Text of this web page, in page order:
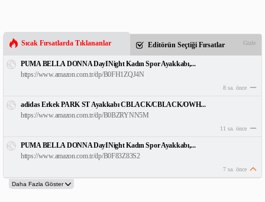
Sıcak Fırsatlarda Tıklananlar Editörün Seçtiği Fırsatlar Gizle
PUMA BELLA DONNA DayINight Kadın Spor Ayakkabı,...
https://www.amazon.com.tr/dp/B0FH1ZQJ4N
8 sa. önce
adidas Erkek PARK ST Ayakkabı CBLACK/CBLACK/OWH...
https://www.amazon.com.tr/dp/B0BZRYNN5M
11 sa. önce
PUMA BELLA DONNA DayINight Kadın Spor Ayakkabı,...
https://www.amazon.com.tr/dp/B0F83Z83S2
7 sa. önce